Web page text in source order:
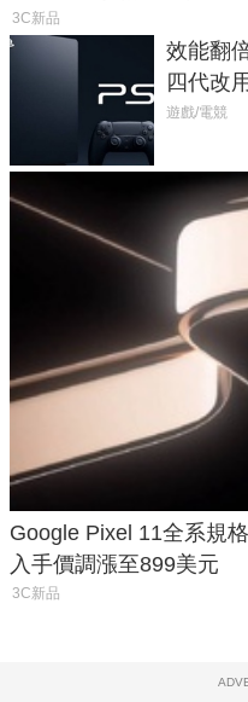
3C新品
效能翻
四代改
120fps
遊戲/電競
Google Pixel 11全系規
入手價調漲至899美元
3C新品